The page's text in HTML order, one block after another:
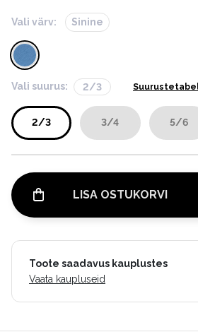
Vali värv: Sinine
Vali suurus: 2/3
2/3 3/4 5/6
LISA OSTUKORVI
Toote saadavus kauplustes
Vaata kaupluseid